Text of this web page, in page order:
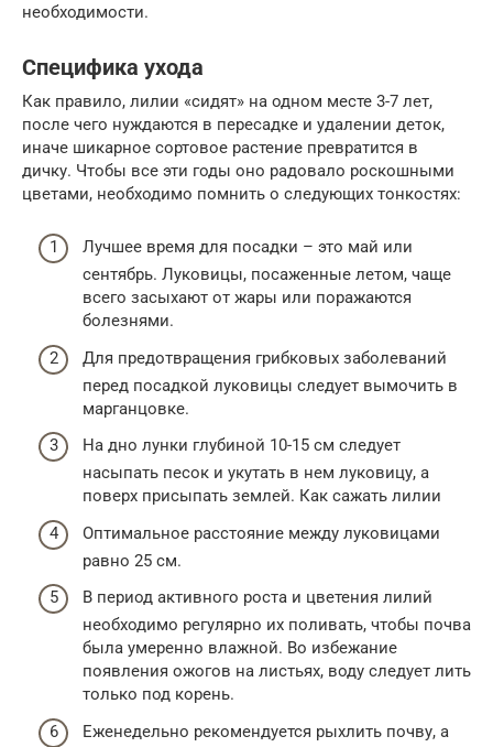
необходимости.
Специфика ухода
Как правило, лилии «сидят» на одном месте 3-7 лет,
после чего нуждаются в пересадке и удалении деток,
иначе шикарное сортовое растение превратится в
дичку. Чтобы все эти годы оно радовало роскошными
цветами, необходимо помнить о следующих тонкостях:
Лучшее время для посадки – это май или
сентябрь. Луковицы, посаженные летом, чаще
всего засыхают от жары или поражаются
болезнями.
Для предотвращения грибковых заболеваний
перед посадкой луковицы следует вымочить в
марганцовке.
На дно лунки глубиной 10-15 см следует
насыпать песок и укутать в нем луковицу, а
поверх присыпать землей. Как сажать лилии
Оптимальное расстояние между луковицами
равно 25 см.
В период активного роста и цветения лилий
необходимо регулярно их поливать, чтобы почва
была умеренно влажной. Во избежание
появления ожогов на листьях, воду следует лить
только под корень.
Еженедельно рекомендуется рыхлить почву, а